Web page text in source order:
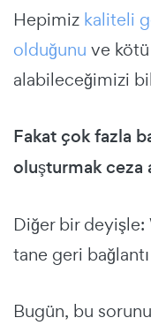
Hepimiz kaliteli
olduğunu ve
alabileceğimizi
Fakat çok fazla
oluşturmak ceza
Diğer bir
tane geri
Bugün, bu